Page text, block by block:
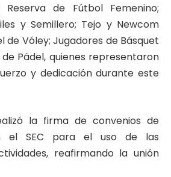
Reserva de Fútbol Femenino;
y Semillero; Tejo y Newcom
de Vóley; Jugadores de Básquet
Pádel, quienes representaron
y dedicación durante este
la firma de convenios de
el SEC para el uso de las
reafirmando la unión